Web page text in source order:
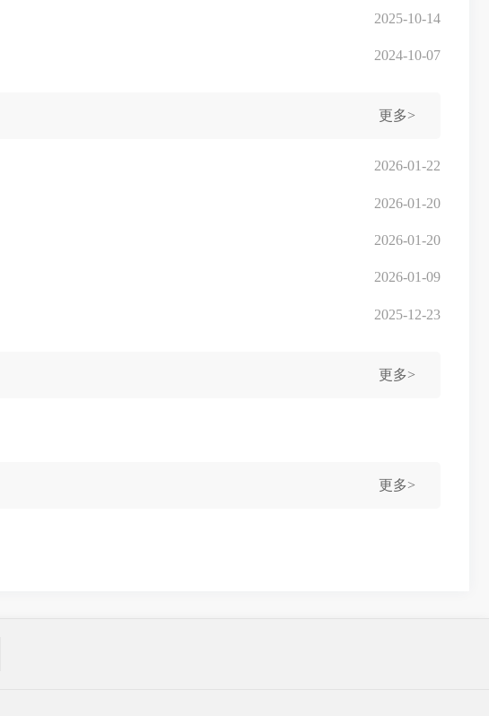
2025-10-14
2024-10-07
更多>
2026-01-22
2026-01-20
2026-01-20
2026-01-09
2025-12-23
更多>
更多>